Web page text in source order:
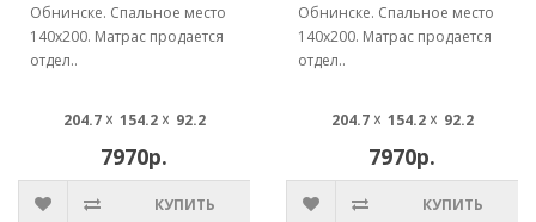
Обнинске. Спальное место
140х200. Матрас продается
отдел..
204.7 ☓ 154.2 ☓ 92.2
7970р.
КУПИТЬ
Обнинске. Спальное место
140х200. Матрас продается
отдел..
204.7 ☓ 154.2 ☓ 92.2
7970р.
КУПИТЬ